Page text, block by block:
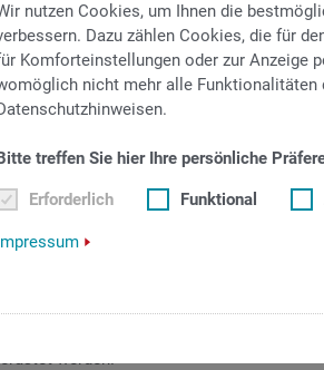
nutzen Cookies, um Ihnen die
Dazu zählen Cookies, die für
Komforteinstellungen oder zur Anzeige
nicht mehr alle Funktionalitäten
treffen Sie hier Ihre persönliche
Erforderlich Funktional
- Die
für optimalen
Spänebruch-Software
bei variablem Vorschub. Unabhänig von
und der Art der Bearbeitung an der
Software kann problemlos an
werden.